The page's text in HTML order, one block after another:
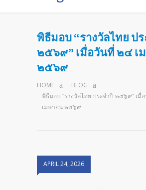
พิธีมอบ “รางวัลไทย ป
๒๕๖๙” เมื่อวันที่ ๒๔ เ
๒๕๖๙
HOME
BLOG
พิธีมอบ “รางวัลไทย ประจำปี ๒๕๖๙” เมื่
เมษายน ๒๕๖๙
APRIL 24, 2026